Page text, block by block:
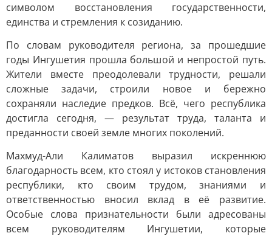
символом восстановления государственности,
единства и стремления к созиданию.
По словам руководителя региона, за прошедшие
годы Ингушетия прошла большой и непростой путь.
Жители вместе преодолевали трудности, решали
сложные задачи, строили новое и бережно
сохраняли наследие предков. Всё, чего республика
достигла сегодня, — результат труда, таланта и
преданности своей земле многих поколений.
Махмуд-Али Калиматов выразил искреннюю
благодарность всем, кто стоял у истоков становления
республики, кто своим трудом, знаниями и
ответственностью вносил вклад в её развитие.
Особые слова признательности были адресованы
всем руководителям Ингушетии, которые